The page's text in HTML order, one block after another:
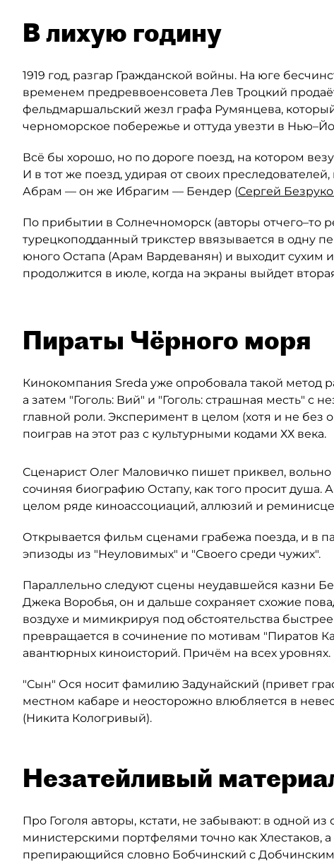
В лихую годину
1919 год, разгар Гражданской войны. На юге
временем предреввоенсовета Лев Троцкий
фельдмаршальский жезл графа Румянцева,
черноморское побережье и оттуда увезти в
Всё бы хорошо, но по дороге поезд, на котором
И в тот же поезд, удирая от своих
Абрам — он же Ибрагим — Бендер (Сергей
По прибытии в Солнечноморск (авторы отчего–то
турецкоподданный трикстер ввязывается в одну
юного Остапа (Арам Вардеванян) и выходит сухим
продолжится в июле, когда на экраны выйдет
Пираты Чёрного моря
Кинокомпания Sreda уже опробовала такой метод
а затем "Гоголь: Вий" и "Гоголь: страшная месть"
главной роли. Эксперимент в целом (хотя и не без
поиграв на этот раз с культурными кодами ХХ века.
Сценарист Олег Маловичко пишет приквел,
сочиняя биографию Остапу, как того просит душа.
целом ряде киноассоциаций, аллюзий и
Открывается фильм сценами грабежа поезда, и в
эпизоды из "Неуловимых" и "Своего среди чужих".
Параллельно следуют сцены неудавшейся казни
Джека Воробья, он и дальше сохраняет схожие
воздухе и мимикрируя под обстоятельства
превращается в сочинение по мотивам "Пиратов
авантюрных киноисторий. Причём на всех уровнях.
"Сын" Ося носит фамилию Задунайский (привет
местном кабаре и неосторожно влюбляется в
(Никита Кологривый).
Незатейливый
Про Гоголя авторы, кстати, не забывают: в одной
министерскими портфелями точно как Хлестаков,
препирающийся словно Бобчинский с